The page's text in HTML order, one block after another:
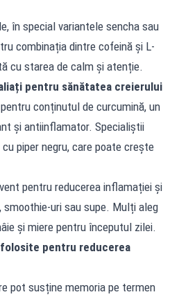
în special variantele sencha sau
combinația dintre cofeină și L-
cu starea de calm și atenție.
pentru sănătatea creierului
conținutul de curcumină, un
și antiinflamator. Specialiștii
piper negru, care poate crește
pentru reducerea inflamației și
uri sau supe. Mulți aleg
și miere pentru începutul zilei.
pentru reducerea
pot susține memoria pe termen